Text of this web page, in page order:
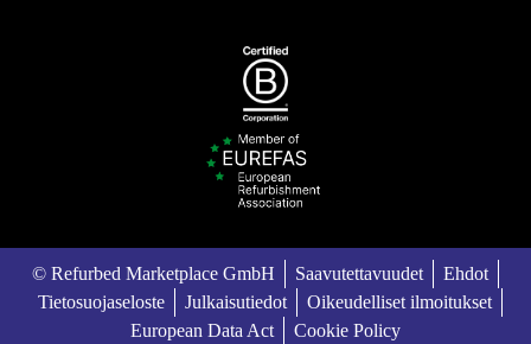
© Refurbed Marketplace GmbH Saavutettavuudet
Ehdot
Tietosuojaseloste
Julkaisutiedot
Oikeudelliset ilmoitukset
European Data Act
Cookie Policy